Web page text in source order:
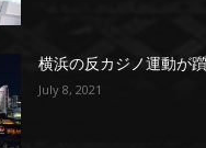
横浜の反カジノ運動が躓
July 8, 2021